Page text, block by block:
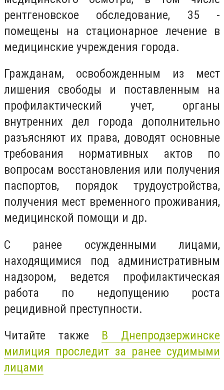
рентгеновское обследование, 35 -
помещены на стационарное лечение в
медицинские учреждения города.
Гражданам, освобожденным из мест
лишения свободы и поставленным на
профилактический учет, органы
внутренних дел города дополнительно
разъясняют их права, доводят основные
требования нормативных актов по
вопросам восстановления или получения
паспортов, порядок трудоустройства,
получения мест временного проживания,
медицинской помощи и др.
С ранее осужденными лицами,
находящимися под административным
надзором, ведется профилактическая
работа по недопущению роста
рецидивной преступности.
Читайте также В Днепродзержинске
милиция проследит за ранее судимыми
лицами